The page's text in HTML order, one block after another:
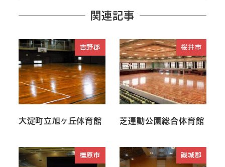
関連記事
吉野郡
大淀町立旭ヶ丘体育館
桜井市
芝運動公園総合体育館
橿原市 磯城郡